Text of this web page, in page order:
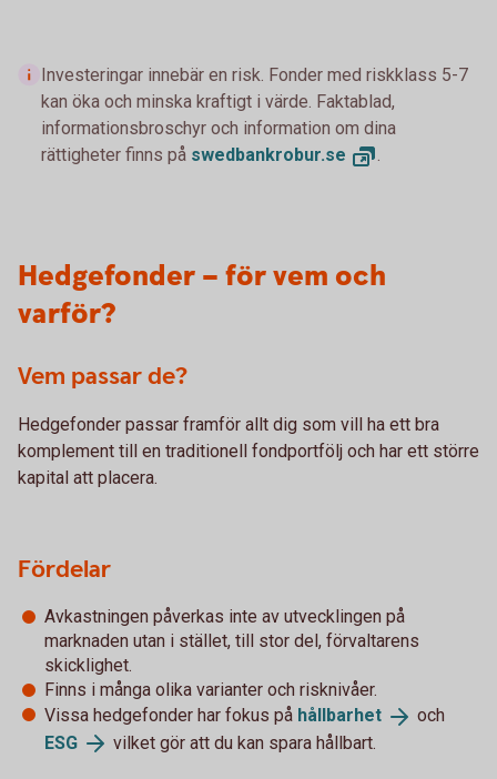
Investeringar innebär en risk. Fonder med riskklass 5-7
kan öka och minska kraftigt i värde. Faktablad,
informationsbroschyr och information om dina
rättigheter finns på swedbankrobur.se .
Hedgefonder – för vem och
varför?
Vem passar de?
Hedgefonder passar framför allt dig som vill ha ett bra
komplement till en traditionell fondportfölj och har ett större
kapital att placera.
Fördelar
Avkastningen påverkas inte av utvecklingen på
marknaden utan i stället, till stor del, förvaltarens
skicklighet.
Finns i många olika varianter och risknivåer.
Vissa hedgefonder har fokus på hållbarhet
och
ESG
vilket gör att du kan spara hållbart.